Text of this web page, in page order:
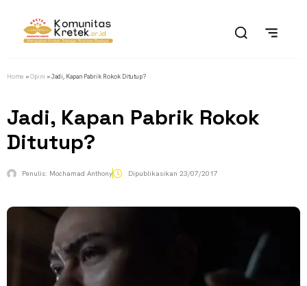
Home »Opini »Jadi, Kapan Pabrik Rokok Ditutup?
Jadi, Kapan Pabrik Rokok
Ditutup?
Penulis: Mochamad Anthony Dipublikasikan 23/07/2017